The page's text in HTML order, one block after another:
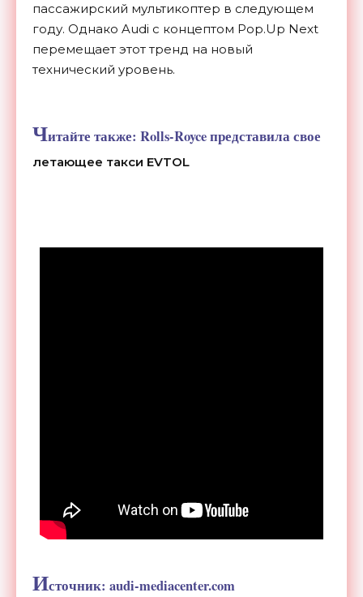
пассажирский мультикоптер в следующем
году. Однако Audi с концептом Pop.Up Next
перемещает этот тренд на новый
технический уровень.
Читайте также: Rolls-Royce представила свое
летающее такси EVTOL
Источник: audi-mediacenter.com